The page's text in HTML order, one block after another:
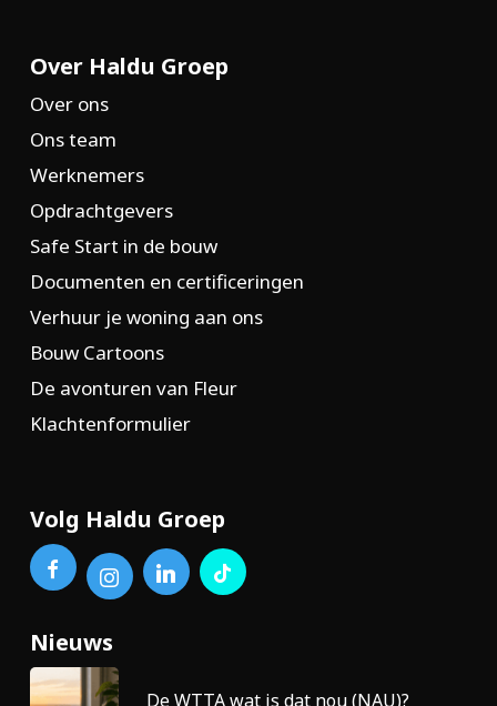
Over Haldu Groep
Over ons
Ons team
Werknemers
Opdrachtgevers
Safe Start in de bouw
Documenten en certificeringen
Verhuur je woning aan ons
Bouw Cartoons
De avonturen van Fleur
Klachtenformulier
Volg Haldu Groep
Nieuws
De WTTA wat is dat nou (NAU)?